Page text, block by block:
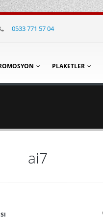
0533 771 57 04
PLAKETLER
ai7